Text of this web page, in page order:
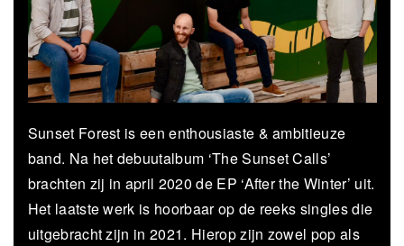
Sunset Forest is een enthousiaste & ambitieuze
band. Na het debuutalbum ‘The Sunset Calls’
brachten zij in april 2020 de EP ‘After the Winter’ uit.
Het laatste werk is hoorbaar op de reeks singles die
uitgebracht zijn in 2021. Hierop zijn zowel pop als